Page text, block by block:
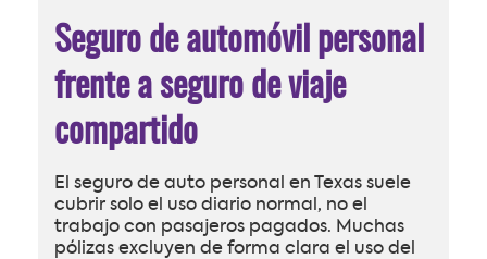
Seguro de automóvil personal
frente a seguro de viaje
compartido
El seguro de auto personal en Texas suele
cubrir solo el uso diario normal, no el
trabajo con pasajeros pagados. Muchas
pólizas excluyen de forma clara el uso del